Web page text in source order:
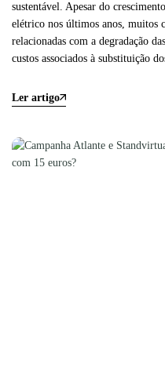
sustentável. Apesar do
elétrico nos últimos anos, muitos
relacionadas com a degradação
custos associados à substituição
Ler artigo